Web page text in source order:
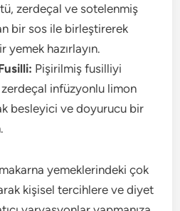
zerdeçal ve sotelenmiş
bir sos ile birleştirerek
yemek hazırlayın.
Pişirilmiş fusilliyi
zerdeçal infüzyonlu limon
besleyici ve doyurucu bir
yemeklerindeki çok
kişisel tercihlere ve diyet